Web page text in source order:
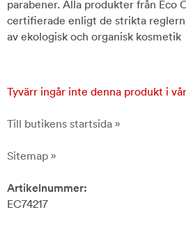
parabener. Alla produkter från Eco
certifierade enligt de strikta
av ekologisk och organisk kosmetik
Tyvärr ingår inte denna produkt i
Till butikens startsida »
Sitemap »
Artikelnummer:
EC74217